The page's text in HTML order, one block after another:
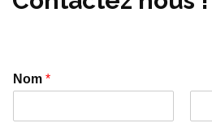
Nom *